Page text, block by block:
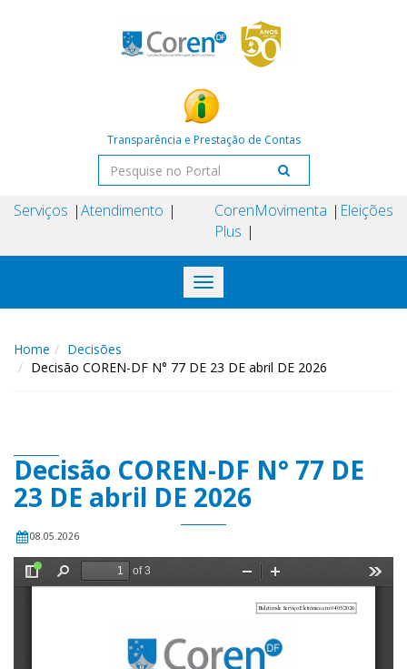
Transparência e Prestação de Contas
Serviços Atendimento
Coren
Plus
Movimenta Eleições
Toggle
navigation
Home
Decisões
Decisão COREN-DF N° 77 DE 23 DE abril DE 2026
Decisão COREN-DF N° 77 DE
23 DE abril DE 2026
08.05.2026